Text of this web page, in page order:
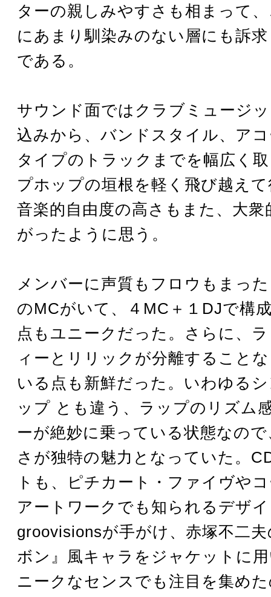
ターの親しみやすさも相まって
にあまり馴染みのない層にも訴
である。
サウンド面ではクラブミュージ
込みから、バンドスタイル、ア
タイプのトラックまでを幅広く
プホップの垣根を軽く飛び越え
音楽的自由度の高さもまた、大衆
がったように思う。
メンバーに声質もフロウもまっ
のMCがいて、４MC＋１DJで構
点もユニークだった。さらに、
ィーとリリックが分離すること
いる点も新鮮だった。いわゆる
ップ とも違う、ラップのリズム
ーが絶妙に乗っている状態なの
さが独特の魅力となっていた。
トも、ピチカート・ファイヴや
アートワークでも知られるデザ
groovisionsが手がけ、赤塚不二
ボン』風キャラをジャケットに
ニークなセンスでも注目を集め